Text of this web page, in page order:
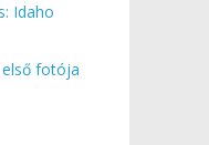
Idaho
első fotója